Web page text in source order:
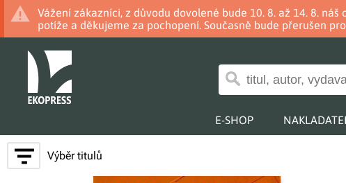
Vážení zákazníci, z důvodu dovolené bude 10. 8. až 14. 8.
potíže a děkujeme za pochopení. Současně bude přerušen
E-SHOP
Výběr titulů